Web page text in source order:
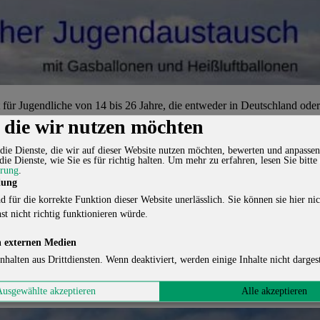
Jugendliche von 14 bis 26 Jahre, die entweder in Deutschland
Gelegenheit dazu!
Erfahrungen zu sammeln und die Ballonfahrt entweder neu
im Ballonsport [Ballooning Youth Meeting Point]
und das Programm außerhalb der Ballonflüge kümmern,
entwickeln gesucht.
die wir nutzen möchten
Dienste, die wir auf dieser Website nutzen möchten, bewerten und
Dienste, wie Sie es für richtig halten. Um mehr zu erfahren, lesen Sie bitte
für die korrekte Funktion dieser Website unerlässlich. Sie können sie hier
nicht richtig funktionieren würde.
Medien
aus Drittdiensten. Wenn deaktiviert, werden einige Inhalte nicht
akzeptieren
Alle akzeptieren